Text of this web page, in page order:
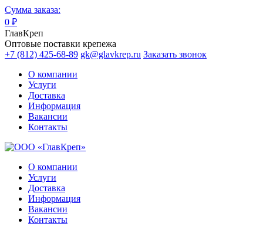
Сумма заказа:
0 ₽
ГлавКреп
Оптовые поставки крепежа
+7 (812) 425-68-89 gk@glavkrep.ru Заказать звонок
О компании
Услуги
Доставка
Информация
Вакансии
Контакты
О компании
Услуги
Доставка
Информация
Вакансии
Контакты